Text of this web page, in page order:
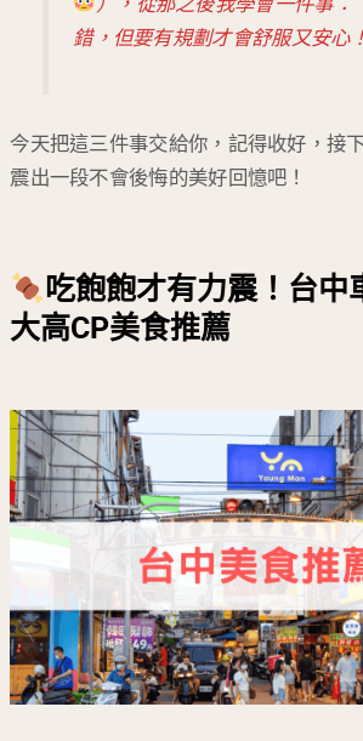
錯，但要有規劃才會舒服又安心
今天把這三件事交給你，記得收好，接
震出一段不會後悔的美好回憶吧！
吃飽飽才有力震！台中
大高CP美食推薦